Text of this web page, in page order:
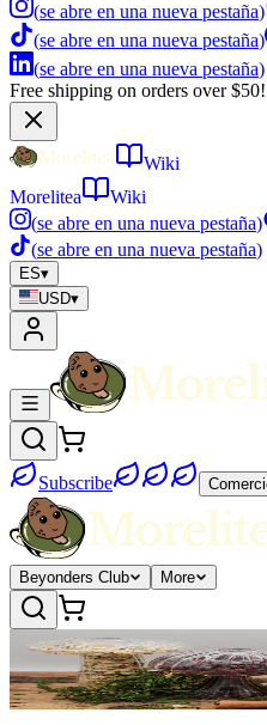
(se abre en una nueva pestaña)
(se abre en una nueva pestaña)
(se abre en una nueva pestaña)
Free shipping on orders over $50!
Wiki
Morelitea
Wiki
(se abre en una nueva pestaña)
(se abre en una nueva pestaña)
ES▾
USD▾
Subscribe
Beyonders Club More